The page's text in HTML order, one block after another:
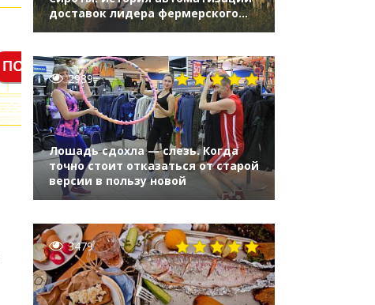
доставок лидера фермерского
отечественного сыроделия
2989
Лошадь сдохла — слезь. Когда
точно стоит отказаться от старой
версии в пользу новой
3479